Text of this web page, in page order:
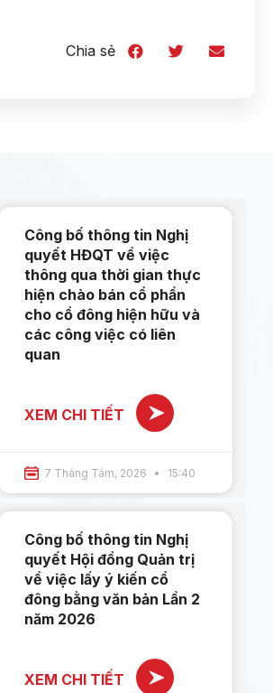
Chia sẻ
Công bố thông tin Nghị
quyết HĐQT về việc
thông qua thời gian thực
hiện chào bán cổ phần
cho cổ đông hiện hữu và
các công việc có liên
quan
XEM CHI TIẾT
7 Tháng Tám, 2026 15:40
Công bố thông tin Nghị
quyết Hội đồng Quản trị
về việc lấy ý kiến cổ
đông bằng văn bản Lần 2
năm 2026
XEM CHI TIẾT